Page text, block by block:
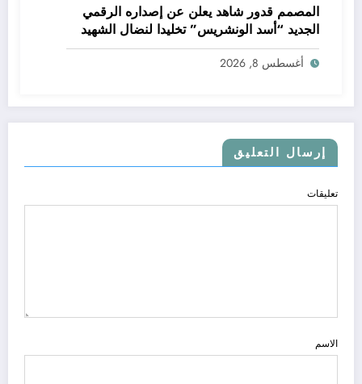
المصمم قدور شاهد يعلن عن إصداره الرقمي
الجديد “أسد الونشريس” تخليدا لنضال الشهيد
الجيلالي بونعامة
أغسطس 8, 2026
إرسال التعليق
تعليقات
الاسم